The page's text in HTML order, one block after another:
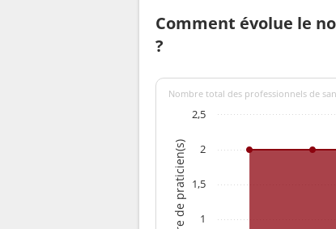
Comment évolue le
?
Nombre de praticien(s)
Nombre total des professionnels de
1
1,5
2
2,5